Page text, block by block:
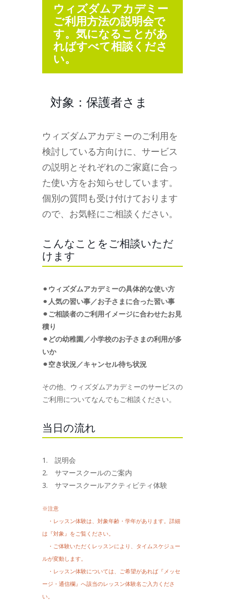
ウィズダムアカデミー
ご利用方法の説明会で
す。気になることがあ
ればすべて相談くださ
い。
対象：保護者さま
ウィズダムアカデミーのご利用を
検討している方向けに、サービス
の説明とそれぞれのご家庭に合っ
た使い方をお知らせしています。
個別の質問も受け付けております
ので、お気軽にご相談ください。
こんなことをご相談いただ
けます
⚫︎ ウィズダムアカデミーの具体的な使い方
⚫︎ 人気の習い事／お子さまに合った習い事
⚫︎ご相談者のご利用イメージに合わせたお見
積り
⚫︎どの幼稚園／小学校のお子さまの利用が多
いか
⚫︎空き状況／キャンセル待ち状況
その他、ウィズダムアカデミーのサービスの
ご利用についてなんでもご相談ください。
当日の流れ
1. 説明会
2. サマースクールのご案内
3. サマースクールアクティビティ体験
※注意
・レッスン体験は、対象年齢・学年があります。詳細
は『対象』をご覧ください。
・ご体験いただくレッスンにより、タイムスケジュー
ルが変動します。
・レッスン体験については、ご希望があれば『メッセ
ージ・通信欄』へ該当のレッスン体験名ご入力くださ
い。